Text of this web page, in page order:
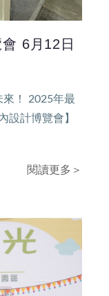
6月12日
！ 2025年最
設計博覽會】
閱讀更多＞